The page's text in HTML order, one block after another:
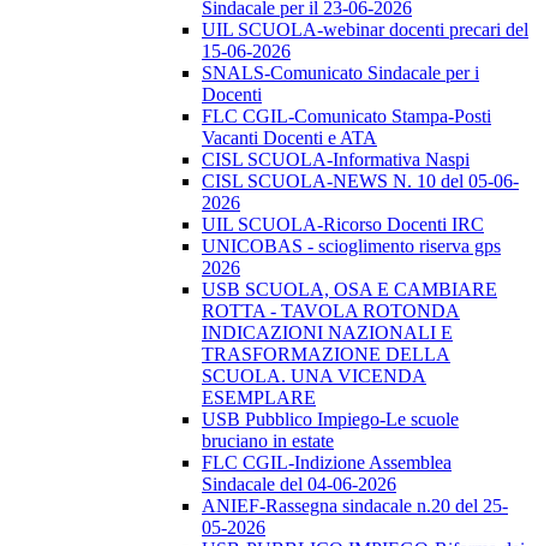
Sindacale per il 23-06-2026
UIL SCUOLA-webinar docenti precari del
15-06-2026
SNALS-Comunicato Sindacale per i
Docenti
FLC CGIL-Comunicato Stampa-Posti
Vacanti Docenti e ATA
CISL SCUOLA-Informativa Naspi
CISL SCUOLA-NEWS N. 10 del 05-06-
2026
UIL SCUOLA-Ricorso Docenti IRC
UNICOBAS - scioglimento riserva gps
2026
USB SCUOLA, OSA E CAMBIARE
ROTTA - TAVOLA ROTONDA
INDICAZIONI NAZIONALI E
TRASFORMAZIONE DELLA
SCUOLA. UNA VICENDA
ESEMPLARE
USB Pubblico Impiego-Le scuole
bruciano in estate
FLC CGIL-Indizione Assemblea
Sindacale del 04-06-2026
ANIEF-Rassegna sindacale n.20 del 25-
05-2026